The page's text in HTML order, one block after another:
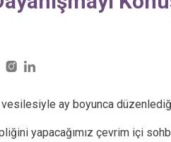
ay boyunca
yapacağımız çevrim içi